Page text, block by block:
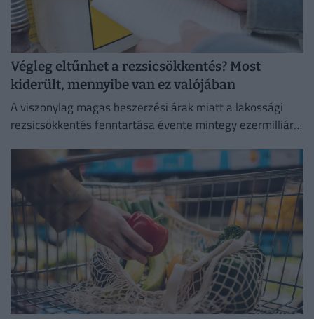
Végleg eltűnhet a rezsicsökkentés? Most
kiderült, mennyibe van ez valójában
A viszonylag magas beszerzési árak miatt a lakossági
rezsicsökkentés fenntartása évente mintegy ezermilliárd